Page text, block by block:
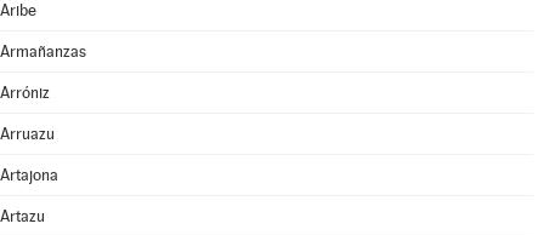
Aribe
Armañanzas
Arróniz
Arruazu
Artajona
Artazu